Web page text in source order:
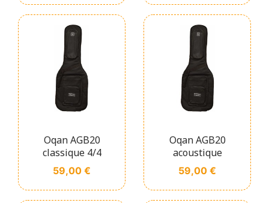
Oqan AGB20
classique 4/4
Prix
59,00 €
Oqan AGB20
acoustique
Prix
59,00 €